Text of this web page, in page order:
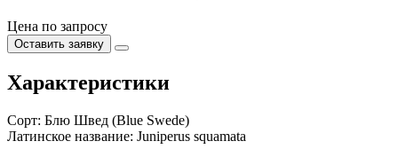
Цена по запросу
Оставить заявку
Характеристики
Сорт: Блю Швед (Blue Swede)
Латинское название: Juniperus squamata